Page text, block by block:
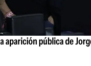
aparición pública de